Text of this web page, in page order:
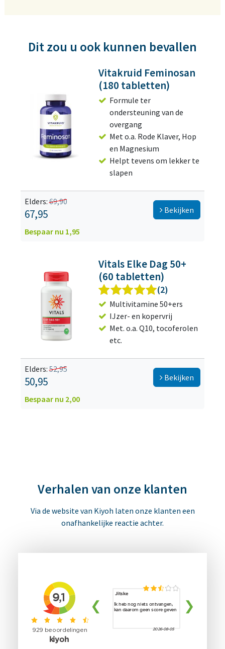
Dit zou u ook kunnen bevallen
Vitakruid Feminosan
(180 tabletten)
Formule ter
ondersteuning van de
overgang
Met o.a. Rode Klaver, Hop
en Magnesium
Helpt tevens om lekker te
slapen
Elders:69,90
67,95
Bespaar nu 1,95
Bekijken
Vitals Elke Dag 50+
(60 tabletten)
(2)
Multivitamine 50+ers
IJzer- en kopervrij
Met. o.a. Q10, tocoferolen
etc.
Elders:52,95
50,95
Bespaar nu 2,00
Bekijken
Verhalen van onze klanten
Via de website van Kiyoh laten onze klanten een
onafhankelijke reactie achter.